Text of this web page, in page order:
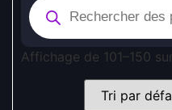
Affichage de 101–150